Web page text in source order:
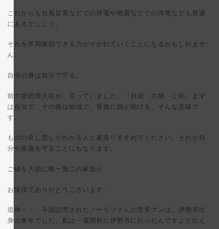
これからも台風災害などでの停電や地震などでの停電なども普通
にあるでしょう。
それを早期復旧できる力がそがれていくことになるかもしれませ
ん。
自分の身は自分で守る。
前の管総理大臣が、言っていました。『自助・共助・公助』まず
は自分で、その後は地域で、最後に国が助ける。そんな意味で
す。
ものの良し悪しがわかる人と家造りすすめてください。それが自
分や家族を守ることにもなります。
ご縁を大切に唯一無二の家造り
お陰様でありがとうございます。
追伸・・・今回訪問されたノーリツさんの営業マンは、伊勢市出
身の青年でした。私は一週間前に伊勢市に行ったんですよと伝え